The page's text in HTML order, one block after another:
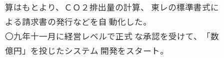
算はもとより、ＣＯ２排出量の計算、 東レの標準書式に
よる請求書の発行などを自 動化した。
〇九年十一月に経営レベルで正式 な承認を受けて、「数
億円」を投じたシステム 開発をスタート。